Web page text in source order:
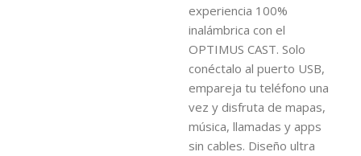
experiencia 100%
inalámbrica con el
OPTIMUS CAST. Solo
conéctalo al puerto USB,
empareja tu teléfono una
vez y disfruta de mapas,
música, llamadas y apps
sin cables. Diseño ultra